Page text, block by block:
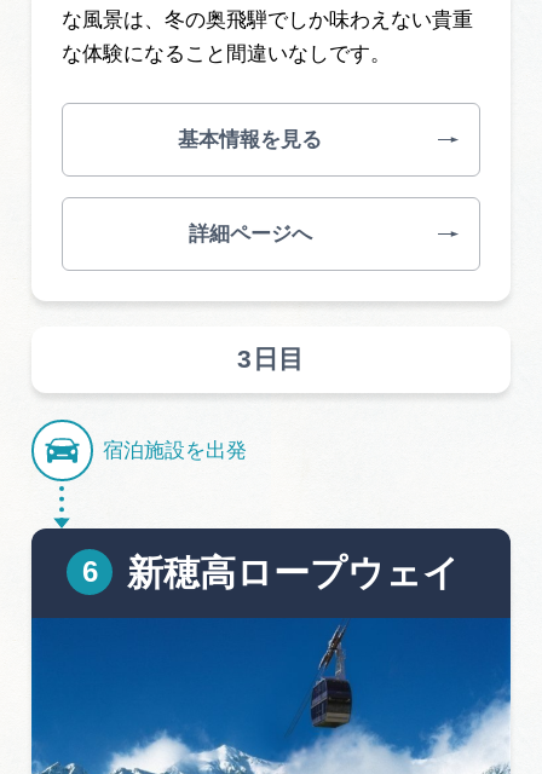
な風景は、冬の奥飛騨でしか味わえない貴重
な体験になること間違いなしです。
基本情報を見る
詳細ページへ
3日目
宿泊施設を出発
新穂高ロープウェイ